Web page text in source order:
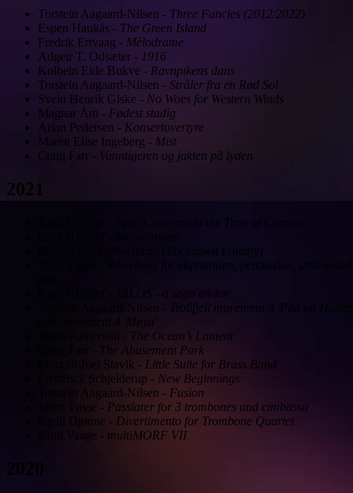
Torstein Aagaard-Nilsen - Three Fancies (2012/2022)
Espen Haukås - The Green Island
Fredrik Ertvaag - Mèlodrame
Adgeir T. Odsæter - 1916
Kolbein Eide Bukve - Ravnpikens dans
Torstein Aagaard-Nilsen - Stråler fra en Rød Sol
Svein Henrik Giske - No Woes for Western Winds
Magnar Åm - Fødest stadig
Arian Pedersen - Konsertovertyre
Maren Elise Ingeberg - Mist
Craig Farr - Vanntigeren og jakten på lyden
2021
Tuba Concerto in the Time of Corona
Nocturno (Lockdown Lullaby)
Re-echoes for euphonium, percussion, and sound
TALOS - a saga on lur
Torstein Aagaard-Nilsen
- Trollfjell movement 3 'Pila og
and movement 4 'Møya'
- The Ocean’s Lament
The Abusement Park
Morgan Juel Stavik - Little Suite for Brass Band
Frederick Schjelderup - New Beginnings
Torstein Aagaard-Nilsen - Fusion
Eilert Tøsse - Passiarer for 3 trombones and cimbasso
Kjetil Djønne - Divertimento for Trombone Quartet
Knut Vaage - multiMORF VII
2020